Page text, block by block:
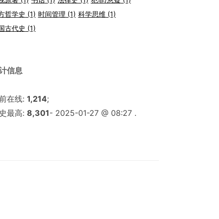
哲学史 (1) 时间管理 (1) 科学思维(1)
古代史 (1)
信息
在线: 1,214;
最高: 8,301- 2025-01-27 @ 08:27 .